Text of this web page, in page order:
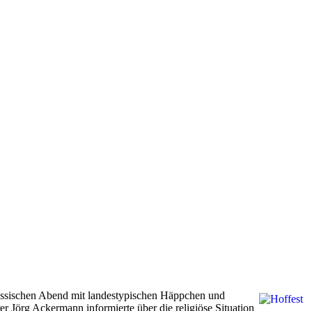
Abend mit landestypischen Häppchen und
Jörg Ackermann informierte über die religiöse Situation